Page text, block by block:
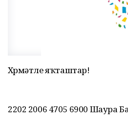
Хөрмәтле яҡташтар!
2202 2006 4705 6900 Шаура